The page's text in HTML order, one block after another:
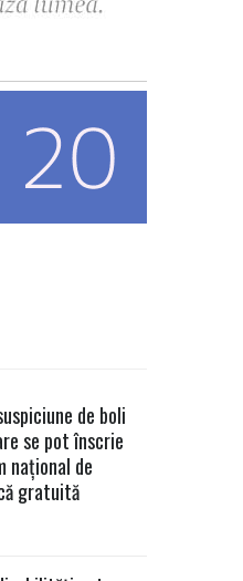
de boli
se pot înscrie
național de
gratuită